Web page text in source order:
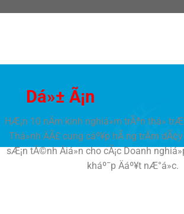
Dá»± Ã¡n
HÆ¡n 10 nÄm kinh nghiá»m trÃªn thá»
Thá»nh ÄÃ£ cung cáº¥p hÃ ng trÄm dÃ¢y
sÆ¡n tÄ©nh Äiá»n cho cÃ¡c Doanh
kháº¯p Äáº¥t nÆ°á»c.